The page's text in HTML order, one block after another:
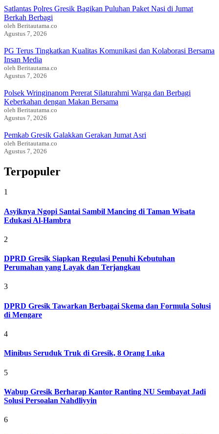
Satlantas Polres Gresik Bagikan Puluhan Paket Nasi di Jumat
Berkah Berbagi
oleh Beritautama.co
Agustus 7, 2026
PG Terus Tingkatkan Kualitas Komunikasi dan Kolaborasi Bersama
Insan Media
oleh Beritautama.co
Agustus 7, 2026
Polsek Wringinanom Pererat Silaturahmi Warga dan Berbagi
Keberkahan dengan Makan Bersama
oleh Beritautama.co
Agustus 7, 2026
Pemkab Gresik Galakkan Gerakan Jumat Asri
oleh Beritautama.co
Agustus 7, 2026
Terpopuler
1
Asyiknya Ngopi Santai Sambil Mancing di Taman Wisata
Edukasi Al-Hambra
2
DPRD Gresik Siapkan Regulasi Penuhi Kebutuhan
Perumahan yang Layak dan Terjangkau
3
DPRD Gresik Tawarkan Berbagai Skema dan Formula Solusi
di Mengare
4
Minibus Seruduk Truk di Gresik, 8 Orang Luka
5
Wabup Gresik Berharap Kantor Ranting NU Sembayat Jadi
Solusi Persoalan Nahdliyyin
6